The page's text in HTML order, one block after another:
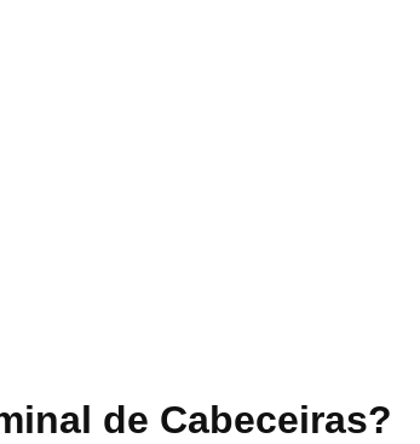
de Cabeceiras?